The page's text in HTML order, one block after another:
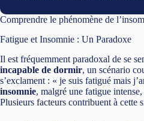
Comprendre le phénomène de
Fatigue et Insomnie : Un Paradoxe
Il est fréquemment paradoxal de se
incapable de dormir, un scénario
s’exclament : « je suis fatigué mais
insomnie, malgré une fatigue
Plusieurs facteurs contribuent à cette